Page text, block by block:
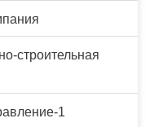
строительная
1